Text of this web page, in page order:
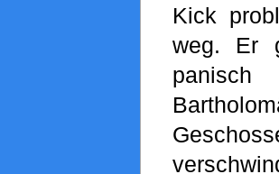
Kick
weg. Er